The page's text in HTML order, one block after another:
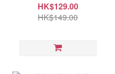
HK$129.00
HK$149.00